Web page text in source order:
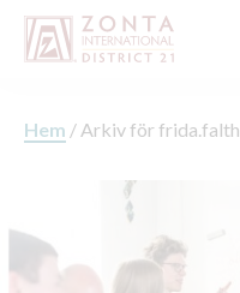
Hem / Arkiv för frida.falth